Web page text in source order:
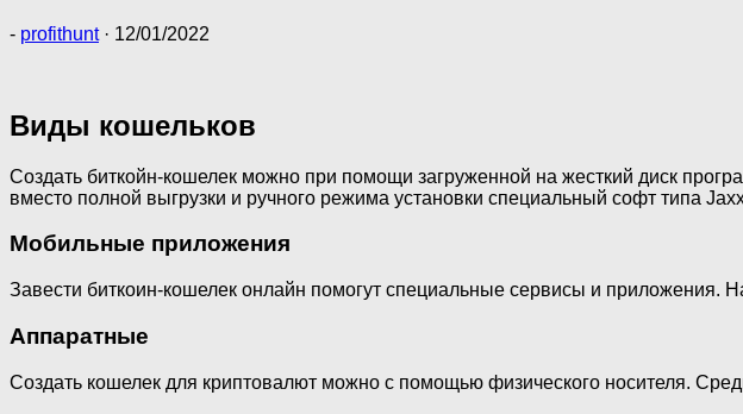
- profithunt · 12/01/2022
Виды кошельков
Создать биткойн-кошелек можно при помощи загруженной на жесткий диск
вместо полной выгрузки и ручного режима установки специальный софт типа
Мобильные приложения
Завести биткоин-кошелек онлайн помогут специальные сервисы и приложения.
Аппаратные
Создать кошелек для криптовалют можно с помощью физического носителя.